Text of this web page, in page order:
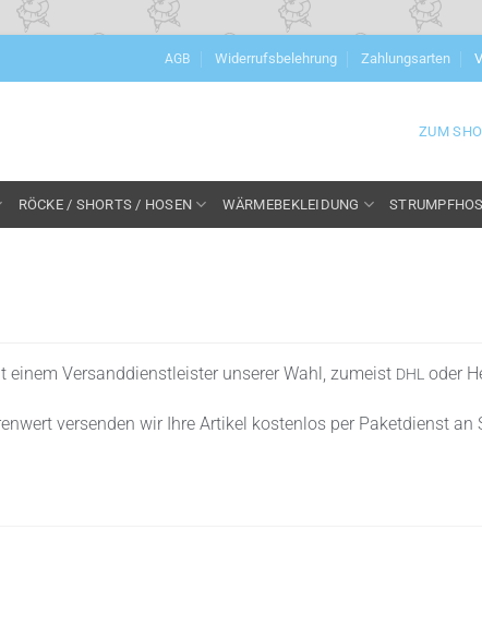
AGB Widerrufsbelehrung Zahlungsarten
ZUM
RÖCKE / SHORTS / HOSEN WÄRMEBEKLEIDUNG
einem Ver­sand­dienst­leis­ter unse­rer Wahl, zumeist DHL oder
ver­sen­den wir Ihre Arti­kel kos­ten­los per Paket­dienst an